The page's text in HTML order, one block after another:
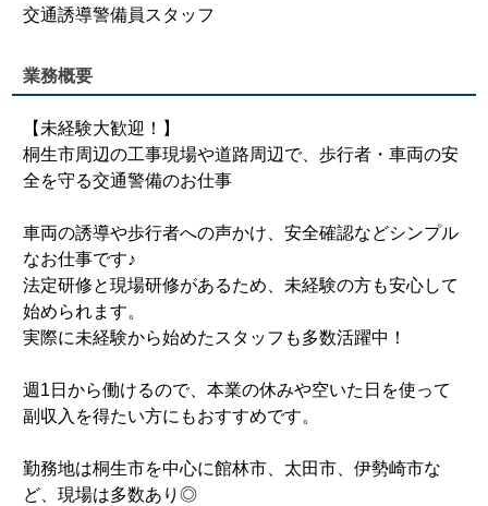
交通誘導警備員スタッフ
業務概要
【未経験大歓迎！】
桐生市周辺の工事現場や道路周辺で、歩行者・車両の安
全を守る交通警備のお仕事
車両の誘導や歩行者への声かけ、安全確認などシンプル
なお仕事です♪
法定研修と現場研修があるため、未経験の方も安心して
始められます。
実際に未経験から始めたスタッフも多数活躍中！
週1日から働けるので、本業の休みや空いた日を使って
副収入を得たい方にもおすすめです。
勤務地は桐生市を中心に館林市、太田市、伊勢崎市な
ど、現場は多数あり◎